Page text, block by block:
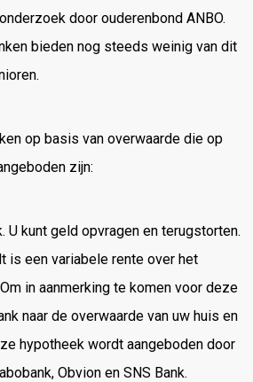
door ouderenbond ANBO.
bieden nog steeds weinig van dit
op basis van overwaarde die op
zijn:
U kunt geld opvragen en terugstorten.
is een variabele rente over het
in aanmerking te komen voor deze
naar de overwaarde van uw huis en
hypotheek wordt aangeboden door
Obvion en SNS Bank.